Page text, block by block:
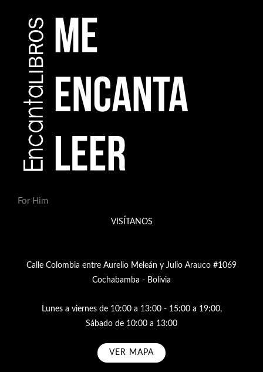
For Him
VISÍTANOS
Calle Colombia entre Aurelio Meleán y Julio Arauco #1069
Cochabamba - Bolivia
Lunes a viernes de 10:00 a 13:00 - 15:00 a 19:00,
Sábado de 10:00 a 13:00
VER MAPA